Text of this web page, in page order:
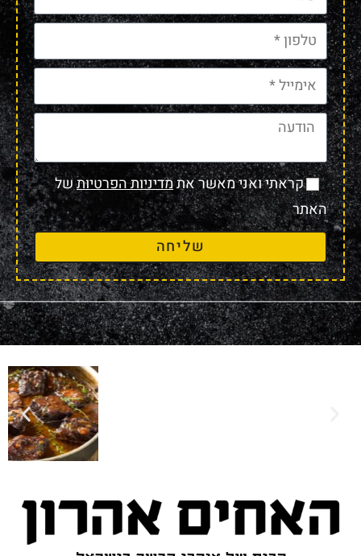
קראתי ואני מאשר אתמדיניות הפרטיותשל
האתר
שליחה